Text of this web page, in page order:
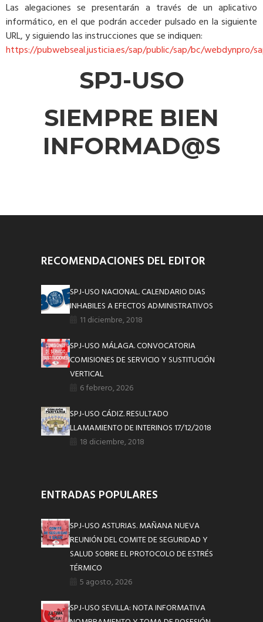
Las alegaciones se presentarán a través de un aplicativo
informático, en el que podrán acceder pulsado en la siguiente
URL, y siguiendo las instrucciones que se indiquen:
https://pubwebseal.justicia.es/sap/public/sap/bc/webdynpro/
SPJ-USO
SIEMPRE BIEN
INFORMAD@S
RECOMENDACIONES DEL EDITOR
SPJ-USO NACIONAL. CALENDARIO DIAS
INHABILES A EFECTOS ADMINISTRATIVOS
11 diciembre, 2018
SPJ-USO MÁLAGA. CONVOCATORIA
COMISIONES DE SERVICIO Y SUSTITUCIÓN
VERTICAL
6 febrero, 2026
SPJ-USO CÁDIZ. RESULTADO
LLAMAMIENTO DE INTERINOS 17/12/2018
18 diciembre, 2018
ENTRADAS POPULARES
SPJ-USO ASTURIAS. MAÑANA NUEVA
REUNIÓN DEL COMITE DE SEGURIDAD Y
SALUD SOBRE EL PROTOCOLO DE ESTRÉS
TÉRMICO
5 agosto, 2026
SPJ-USO SEVILLA: NOTA INFORMATIVA